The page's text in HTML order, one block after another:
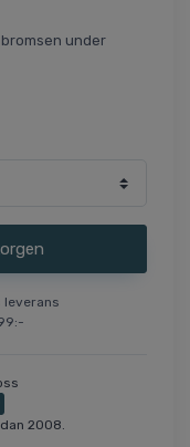
under
leverans
2008.